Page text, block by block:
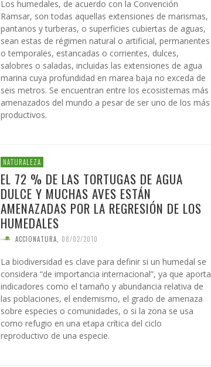
Los humedales, de acuerdo con la Convención
Ramsar, son todas aquellas extensiones de marismas,
pantanos y turberas, o superficies cubiertas de aguas,
sean estas de régimen natural o artificial, permanentes
o temporales, estancadas o corrientes, dulces,
salobres o saladas, incluidas las extensiones de agua
marina cuya profundidad en marea baja no exceda de
seis metros. Se encuentran entre los ecosistemas más
amenazados del mundo a pesar de ser uno de los más
productivos.
NATURALEZA
EL 72 % DE LAS TORTUGAS DE AGUA
DULCE Y MUCHAS AVES ESTÁN
AMENAZADAS POR LA REGRESIÓN DE LOS
HUMEDALES
ACCIONATURA 08/02/2010
La biodiversidad es clave para definir si un humedal se
considera “de importancia internacional”, ya que aporta
indicadores como el tamaño y abundancia relativa de
las poblaciones, el endemismo, el grado de amenaza
sobre especies o comunidades, o si la zona se usa
como refugio en una etapa crítica del ciclo
reproductivo de una especie.